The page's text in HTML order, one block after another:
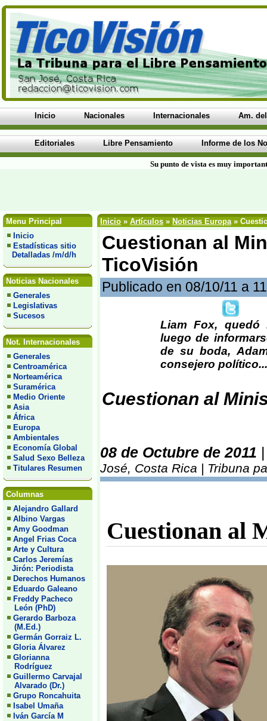
Inicio Nacionales Internacionales Am.
Editoriales Libre Pensamiento Informe de los
Su punto de vista es muy
Menu Principal
Inicio
Estadísticas sitio
Detalladas /m/d/h
Noticias Nacionales
Generales
Legislativas
Sucesos
Not. Internacionales
Generales
Centroamérica
Norteamérica
Suramérica
Medio Oriente
Asia
África
Europa
Ambientales
Economía Global
Salud Sexo Belleza
Titulares Resumen
Columnas
Alejandro Gallard
Albino Vargas
Amy Goodman
Angel Frias Coca
Arte y Cultura
Carlos Jeremías
Jirón: Periodista
Derechos Humanos
Eduardo Galeano
Freddy Pacheco
León (PhD)
Gerardo Barboza
(M.Ed.)
Germán Gorraiz L.
Gloria Álvarez
Glorianna
Rodríguez
Guillermo Carvajal
Alvarado (Dr.)
Grupo Roncahuita
Isabel Umaña
Iván García M
Inicio » Artículos » Noticias Europa»
Cuestionan al
TicoVisión
Publicado en 08/10/11 a
Liam Fox, quedó
luego de
de su boda,
consejero político...
Cuestionan al
08 de Octubre de 2011
José, Costa Rica | Tribuna
Cuestionan al